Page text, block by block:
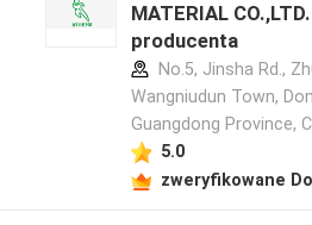
MATERIAL
producenta
No.5, Jinsha Rd.,
Wangniudun Town,
Guangdong Province,
5.0
zweryfikowane